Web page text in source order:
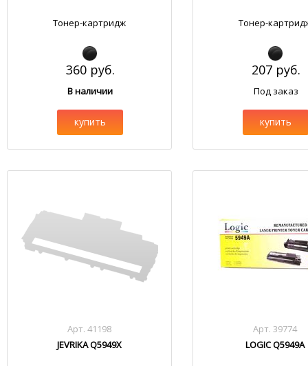
Тонер-картридж
360 руб.
В наличии
купить
Тонер-
207 руб.
Под заказ
купить
Арт. 41198
JEVRIKA Q5949X
Арт. 39774
LOGIC Q5949A